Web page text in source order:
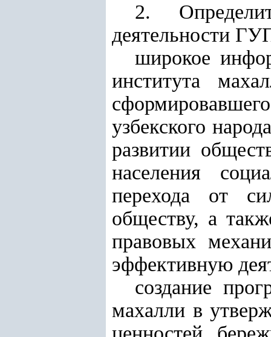
2.
деятельности
широкое
института
узбекского
развитии
населения
перехода от
обществу, а
правовых
эффективную
создание
махалли в